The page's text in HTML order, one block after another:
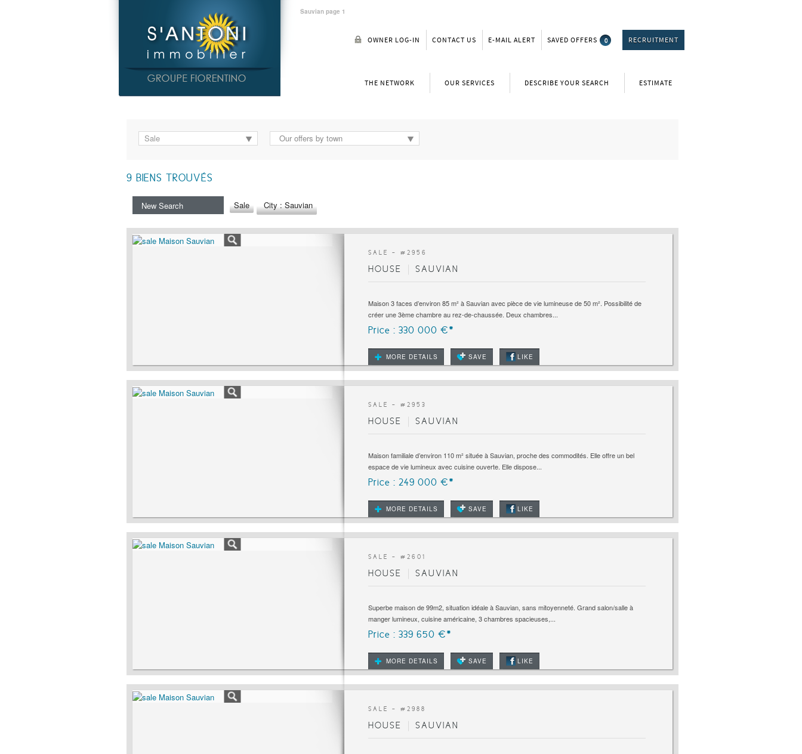
Sauvian page 1
OWNER LOG-IN CONTACT US E-MAIL ALERT SAVED OFFERS 0 RECRUITMENT
THE NETWORK OUR SERVICES DESCRIBE YOUR SEARCH ESTIMATE
Sale Our offers by town
9 BIENS TROUVÉS
New Search Sale City : Sauvian
SALE - # 2956
HOUSE SAUVIAN
Maison 3 faces d’environ 85 m² à Sauvian avec pièce de vie lumineuse de 50 m². Possibilité de
créer une 3ème chambre au rez-de-chaussée. Deux chambres...
Price : 330 000 €*
MORE DETAILS SAVE LIKE
SALE - # 2953
HOUSE SAUVIAN
Maison familiale d’environ 110 m² située à Sauvian, proche des commodités. Elle offre un bel
espace de vie lumineux avec cuisine ouverte. Elle dispose...
Price : 249 000 €*
MORE DETAILS SAVE LIKE
SALE - # 2601
HOUSE SAUVIAN
Superbe maison de 99m2, situation idéale à Sauvian, sans mitoyenneté. Grand salon/salle à
manger lumineux, cuisine américaine, 3 chambres spacieuses,...
Price : 339 650 €*
MORE DETAILS SAVE LIKE
SALE - # 2988
HOUSE SAUVIAN